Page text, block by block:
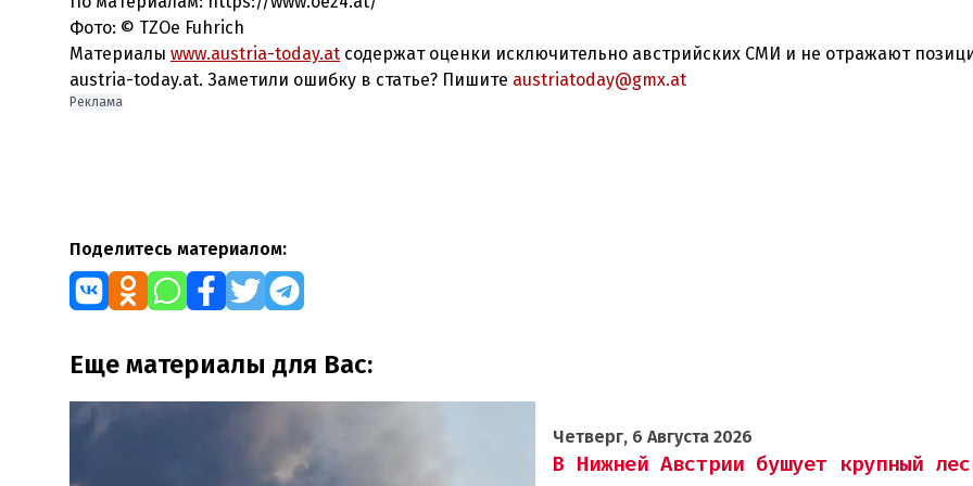
Фото: © TZOe Fuhrich
Материалы www.austria-today.at содержат оценки исключительно австрийских СМИ и не отражают
austria-today.at. Заметили ошибку в статье? Пишите austriatoday@gmx.at
Реклама
Поделитесь материалом:
Еще материалы для Вас:
Четверг, 6 Августа 2026
В Нижней Австрии бушует крупный